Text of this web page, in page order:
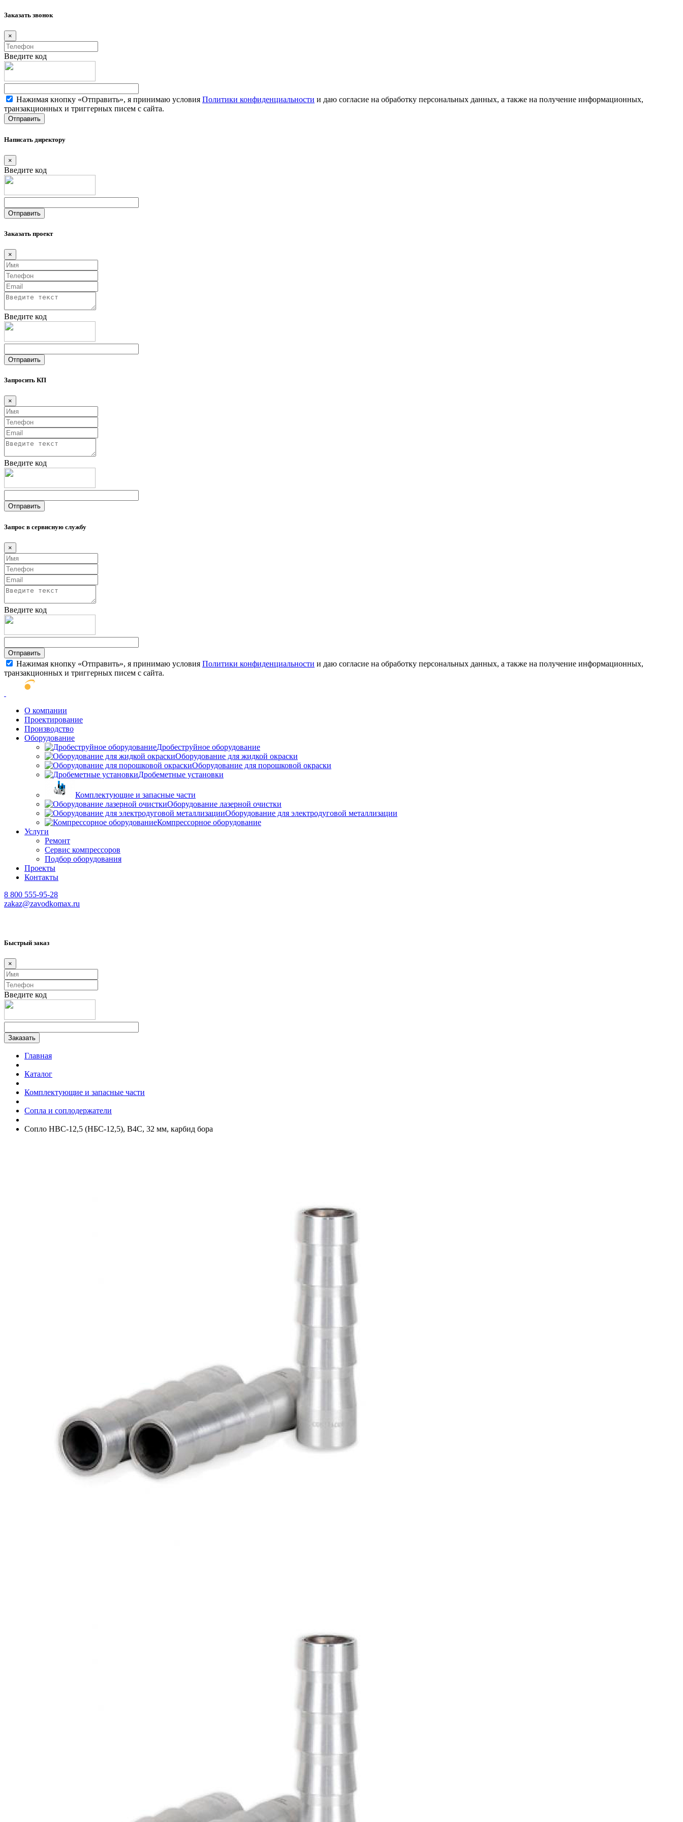
Заказать звонок
×
Введите код
Нажимая кнопку «Отправить», я принимаю условия Политики конфиденциальности и даю согласие на обработку персональных данных, а также на получение информационных,
транзакционных и триггерных писем с сайта.
Написать директору
×
Введите код
Заказать проект
×
Введите код
Запросить КП
×
Введите код
Запрос в сервисную службу
×
Введите код
Нажимая кнопку «Отправить», я принимаю условия Политики конфиденциальности и даю согласие на обработку персональных данных, а также на получение информационных,
транзакционных и триггерных писем с сайта.
О компании
Проектирование
Производство
Оборудование
Дробеструйное оборудование
Оборудование для жидкой окраски
Оборудование для порошковой окраски
Дробеметные установки
Комплектующие и запасные части
Оборудование лазерной очистки
Оборудование для электродуговой металлизации
Компрессорное оборудование
Услуги
Ремонт
Сервис компрессоров
Подбор оборудования
Проекты
Контакты
8 800 555-95-28
zakaz@zavodkomax.ru
Быстрый заказ
×
Введите код
Главная
Каталог
Комплектующие и запасные части
Сопла и соплодержатели
Сопло HBC-12,5 (НБС-12,5), B4C, 32 мм, карбид бора